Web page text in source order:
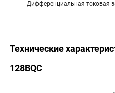
Дифференциальная токовая
Технические
128BQC